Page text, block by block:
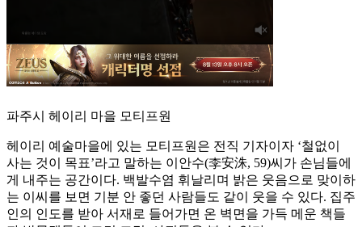
파주시 헤이리 마을 모티프원
헤이리 예술마을에 있는 모티프원은 전직 기자이자 ‘철없이
사는 것이 목표’라고 말하는 이안수(李安洙, 59)씨가 손님들에
게 내주는 공간이다. 백발수염 휘날리며 밝은 웃음으로 맞이하
는 이씨를 보면 기분 안 좋던 사람들도 같이 웃을 수 있다. 집주
인의 인도를 받아 서재로 들어가면 온 벽면을 가득 메운 책들